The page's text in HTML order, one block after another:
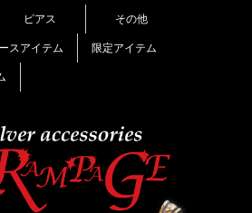
ピアス その他
スアイテム 限定アイテム